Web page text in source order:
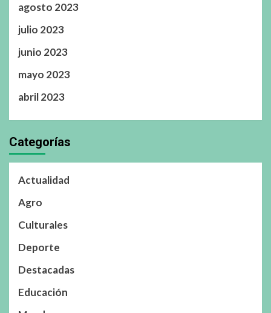
agosto 2023
julio 2023
junio 2023
mayo 2023
abril 2023
Categorías
Actualidad
Agro
Culturales
Deporte
Destacadas
Educación